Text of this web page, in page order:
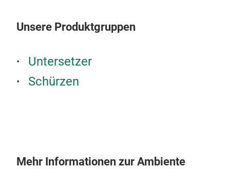
Unsere Produktgruppen
Untersetzer
Schürzen
Mehr Informationen zur Ambiente